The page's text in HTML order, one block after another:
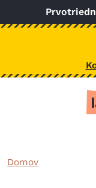
Skočiť na hlavný
Domov